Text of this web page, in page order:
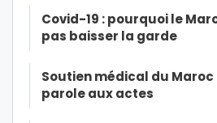
Covid-19 : pourquoi le
pas baisser la garde
Soutien médical du Maroc
parole aux actes